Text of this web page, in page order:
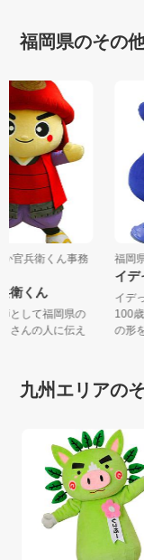
福岡県のその
か官兵衛くん事務
衛くん
師として福岡県の
くさんの人に伝え
福
イ
イ
100
の形
九州エリアの